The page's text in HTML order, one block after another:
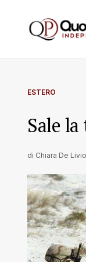
ESTERO
Sale
di Chiara De Livio